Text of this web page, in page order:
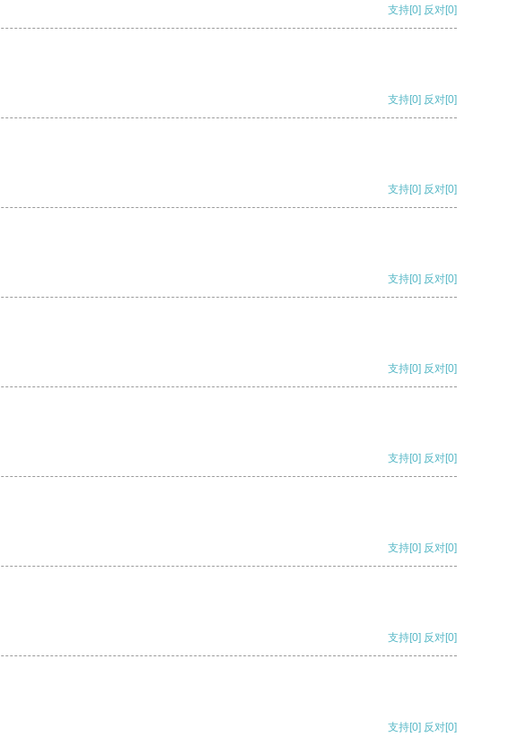
支持[0] 反对[0]
支持[0] 反对[0]
支持[0] 反对[0]
支持[0] 反对[0]
支持[0] 反对[0]
支持[0] 反对[0]
支持[0] 反对[0]
支持[0] 反对[0]
支持[0] 反对[0]